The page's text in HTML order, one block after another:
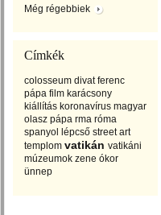
Még régebbiek
Címkék
colosseum divat ferenc
pápa film karácsony
kiállítás koronavírus magyar
olasz pápa rma róma
spanyol lépcső street art
templom vatikán vatikáni
múzeumok zene ókor
ünnep